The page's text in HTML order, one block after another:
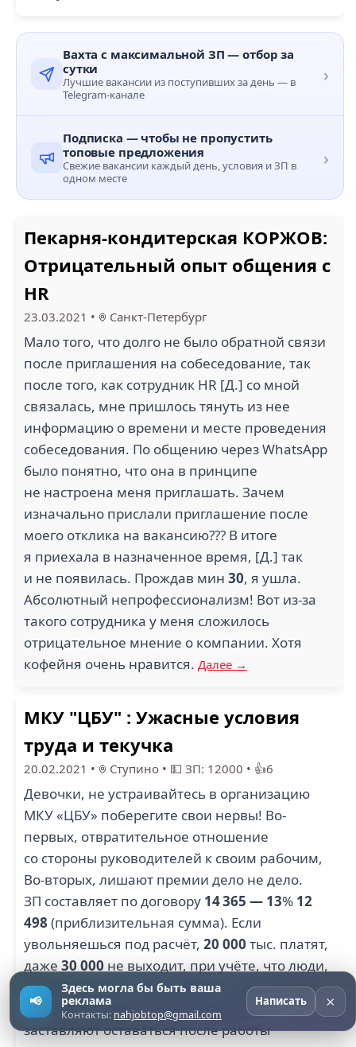
Вахта с максимальной ЗП — отбор за
сутки
Лучшие вакансии из поступивших за день — в
Telegram-канале
›
Подписка — чтобы не пропустить
топовые предложения
Свежие вакансии каждый день, условия и ЗП в
одном месте
›
Пекарня-кондитерская КОРЖОВ:
Отрицательный опыт общения с
HR
23.03.2021 • Санкт-Петербург
Мало того, что долго не было обратной связи
после приглашения на собеседование, так
после того, как сотрудник HR [Д.] со мной
связалась, мне пришлось тянуть из нее
информацию о времени и месте проведения
собеседования. По общению через WhatsApp
было понятно, что она в принципе
не настроена меня приглашать. Зачем
изначально прислали приглашение после
моего отклика на вакансию??? В итоге
я приехала в назначенное время, [Д.] так
и не появилась. Прождав мин 30, я ушла.
Абсолютный непрофессионализм! Вот из-за
такого сотрудника у меня сложилось
отрицательное мнение о компании. Хотя
кофейня очень нравится. Далее →
МКУ "ЦБУ" : Ужасные условия
труда и текучка
20.02.2021 • Ступино • 💵 ЗП: 12000 • 👍6
Девочки, не устраивайтесь в организацию
МКУ «ЦБУ» поберегите свои нервы! Во-
первых, отвратительное отношение
со стороны руководителей к своим рабочим,
Во-вторых, лишают премии дело не дело.
ЗП составляет по договору 14 365 — 13% 12
498 (приблизительная сумма). Если
увольняешься под расчёт, 20 000 тыс. платят,
даже 30 000 не выходит, при учёте, что люди,
проработавшие там по13лет, такой расчёт
получают ужасно просто! В-третьих,
заставляют оставаться после работы
📢
Здесь могла бы быть ваша
реклама
Контакты: nahjobtop@gmail.com
Написать ×